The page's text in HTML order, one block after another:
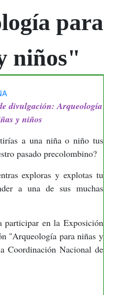
para
niños"
divulgación: Arqueología
y niños
a una niña o niño tus
pasado precolombino?
exploras y explotas tu
a una de sus muchas
participar en la Exposición
"Arqueología para niñas y
Coordinación Nacional de